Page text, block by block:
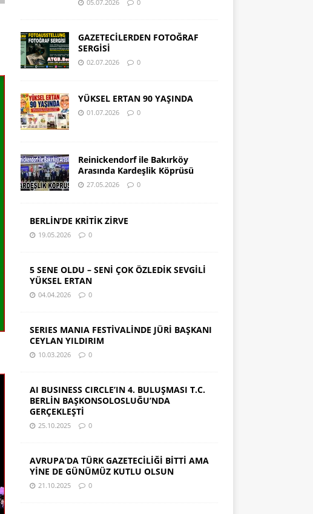
05.07.2026 0
GAZETECİLERDEN FOTOĞRAF
SERGİSİ
02.07.2026 0
YÜKSEL ERTAN 90 YAŞINDA
01.07.2026 0
Reinickendorf ile Bakırköy
Arasında Kardeşlik Köprüsü
27.05.2026 0
BERLİN’DE KRİTİK ZİRVE
19.05.2026 0
5 SENE OLDU – SENİ ÇOK ÖZLEDİK SEVGİLİ
YÜKSEL ERTAN
04.04.2026 0
SERIES MANIA FESTİVALİNDE JÜRİ BAŞKANI
CEYLAN YILDIRIM
10.03.2026 0
AI BUSINESS CIRCLE’IN 4. BULUŞMASI T.C.
BERLİN BAŞKONSOLOSLUĞU’NDA
GERÇEKLEŞTİ
25.10.2025 0
AVRUPA’DA TÜRK GAZETECİLİĞİ BİTTİ AMA
YİNE DE GÜNÜMÜZ KUTLU OLSUN
21.10.2025 0